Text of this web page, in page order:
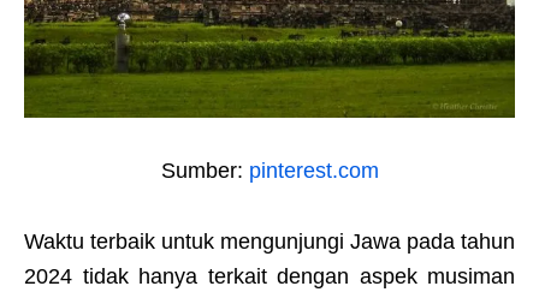
Sumber: pinterest.com
Waktu terbaik untuk mengunjungi Jawa pada tahun
2024 tidak hanya terkait dengan aspek musiman